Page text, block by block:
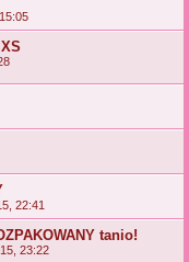
22:41
tanio!
23:22